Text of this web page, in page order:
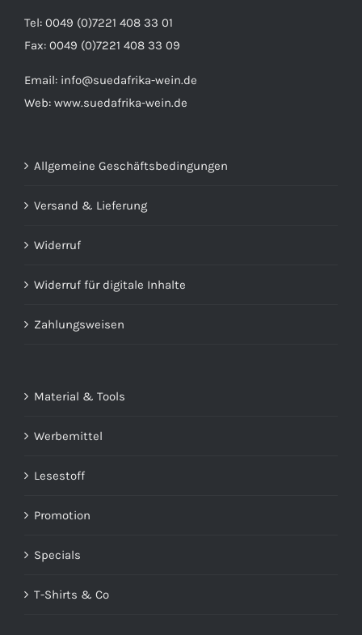
Tel: 0049 (0)7221 408 33 01
Fax: 0049 (0)7221 408 33 09
Email: info@suedafrika-wein.de
Web: www.suedafrika-wein.de
Allgemeine Geschäftsbedingungen
Versand & Lieferung
Widerruf
Widerruf für digitale Inhalte
Zahlungsweisen
Material & Tools
Werbemittel
Lesestoff
Promotion
Specials
T-Shirts & Co